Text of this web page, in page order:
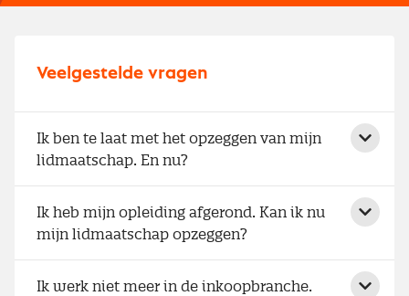
Veelgestelde vragen
Ik ben te laat met het opzeggen van mijn
lidmaatschap. En nu?
Ik heb mijn opleiding afgerond. Kan ik nu
mijn lidmaatschap opzeggen?
Ik werk niet meer in de inkoopbranche.